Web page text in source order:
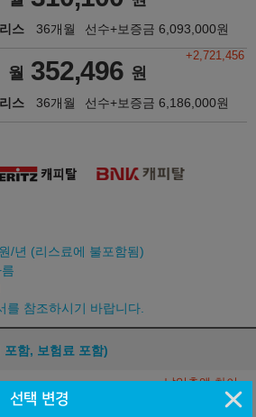
스 36개월 선수+보증금 6,093,000원
스
월 352,496 원
+2,721,456
36개월 선수+보증금 6,186,000원
원/년 (리스료에 불포함됨)
참조하시기 바랍니다.
포함, 보험료 포함)
납입총액 차이
선택 변경